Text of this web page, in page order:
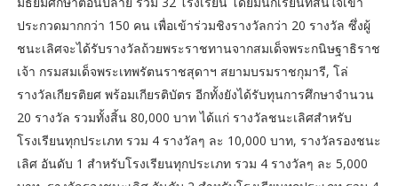
ประกวดมากกว่า 150 คน เพื่อเข้าร่วมชิงรางวัลกว่า 20 รางวัล ซึ่งผู้
ชนะเลิศจะได้รับรางวัลถ้วยพระราชทานจากสมเด็จพระกนิษฐาธิราช
เจ้า กรมสมเด็จพระเทพรัตนราชสุดาฯ สยามบรมราชกุมารี, โล่
รางวัลเกียรติยศ พร้อมเกียรติบัตร อีกทั้งยังได้รับทุนการศึกษาจำนวน
20 รางวัล รวมทั้งสิ้น 80,000 บาท ได้แก่ รางวัลชนะเลิศสำหรับ
โรงเรียนทุกประเภท รวม 4 รางวัลๆ ละ 10,000 บาท, รางวัลรองชนะ
เลิศ อันดับ 1 สำหรับโรงเรียนทุกประเภท รวม 4 รางวัลๆ ละ 5,000